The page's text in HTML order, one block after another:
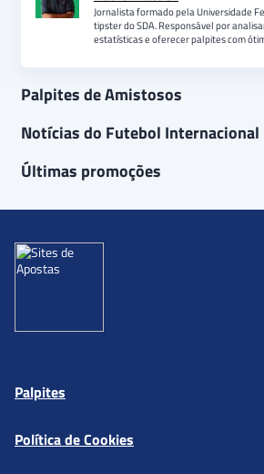
Jornalista formado pela Universidade
tipster do SDA. Responsável por
estatísticas e oferecer palpites com
Palpites de Amistosos
Notícias do Futebol Internacional
Últimas promoções
Palpites
Política de Cookies